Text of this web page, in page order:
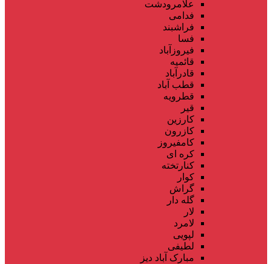
علامرودشت
فدامی
فراشبند
فسا
فیروزآباد
قائمیه
قادرآباد
قطب آباد
قطرویه
قیر
کارزین
کازرون
کامفیروز
کره ای
کنارتخته
کوار
گراش
گله دار
لار
لامرد
لپویی
لطیفی
مبارک آباد دیز